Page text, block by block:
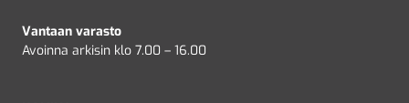
Vantaan varasto
Avoinna arkisin klo 7.00 – 16.00